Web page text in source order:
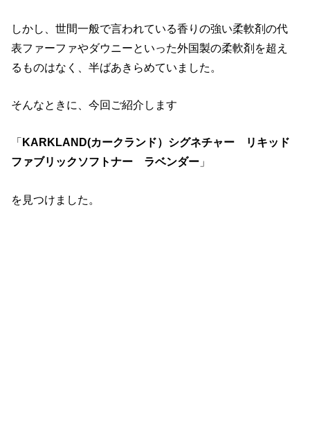
しかし、世間一般で言われている香りの強い柔軟剤の代
表ファーファやダウニーといった外国製の柔軟剤を超え
るものはなく、半ばあきらめていました。
そんなときに、今回ご紹介します
「KARKLAND(カークランド）シグネチャー リキッド
ファブリックソフトナー ラベンダー 」
を見つけました。